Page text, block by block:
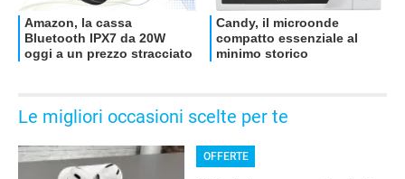
Le migliori occasioni scelte per te
OFFERTE